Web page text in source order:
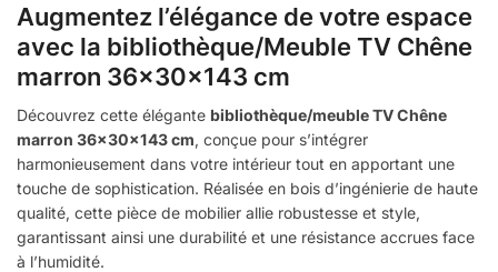
Augmentez l’élégance de votre espace
avec la bibliothèque/Meuble TV Chêne
marron 36x30x143 cm
Découvrez cette élégante bibliothèque/meuble TV Chêne
marron 36x30x143 cm, conçue pour s’intégrer
harmonieusement dans votre intérieur tout en apportant une
touche de sophistication. Réalisée en bois d’ingénierie de haute
qualité, cette pièce de mobilier allie robustesse et style,
garantissant ainsi une durabilité et une résistance accrues face
à l’humidité.